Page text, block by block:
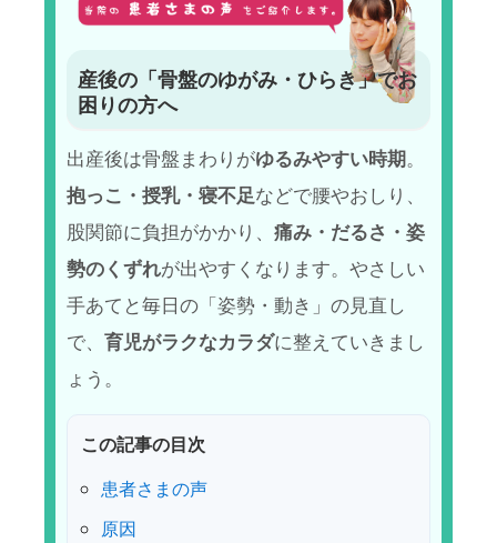
産後の「骨盤のゆがみ・ひらき」でお
困りの方へ
出産後は骨盤まわりがゆるみやすい時期。
抱っこ・授乳・寝不足などで腰やおしり、
股関節に負担がかかり、痛み・だるさ・姿
勢のくずれが出やすくなります。やさしい
手あてと毎日の「姿勢・動き」の見直し
で、育児がラクなカラダに整えていきまし
ょう。
この記事の目次
患者さまの声
原因